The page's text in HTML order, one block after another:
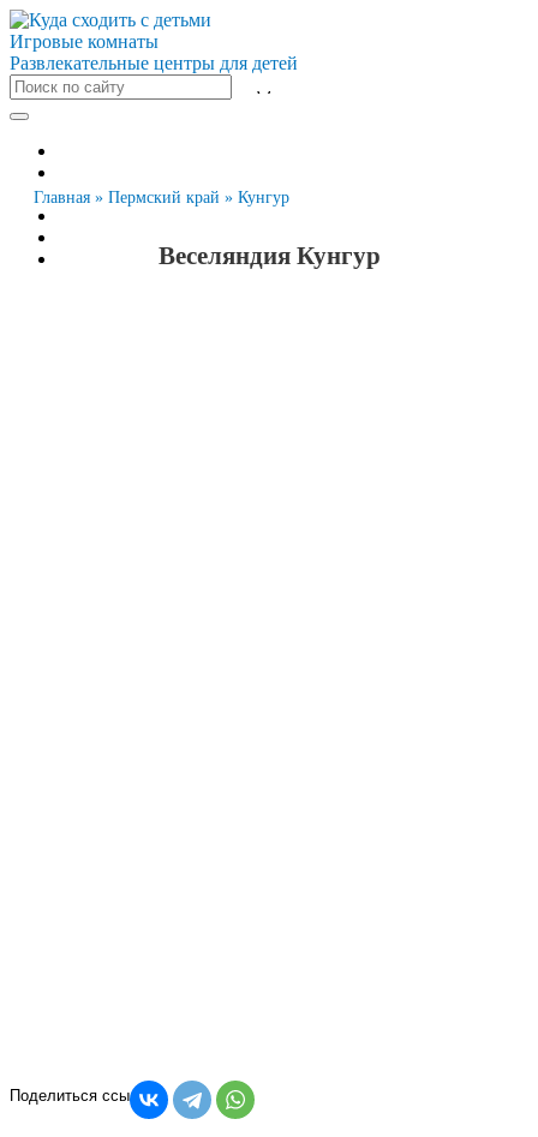
Игровые комнаты
Развлекательные центры для детей
Санкт-Петербург
Главная » Пермский край » Кунгур
Веселяндия Кунгур